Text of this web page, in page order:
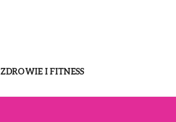
ZDROWIE I FITNESS